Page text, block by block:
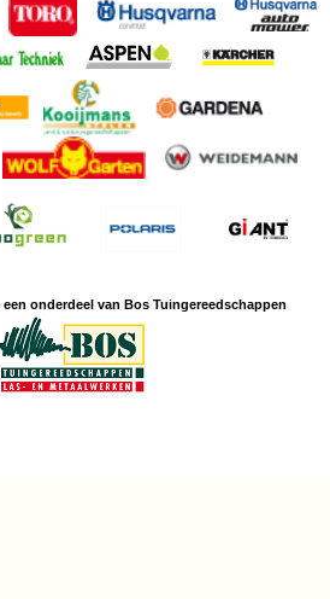
onderdeel van Bos Tuingereedschappen